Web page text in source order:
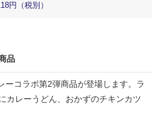
円（税別）
品
コラボ第2弾商品が登場します。ラ
カレーうどん、おかずのチキンカツ